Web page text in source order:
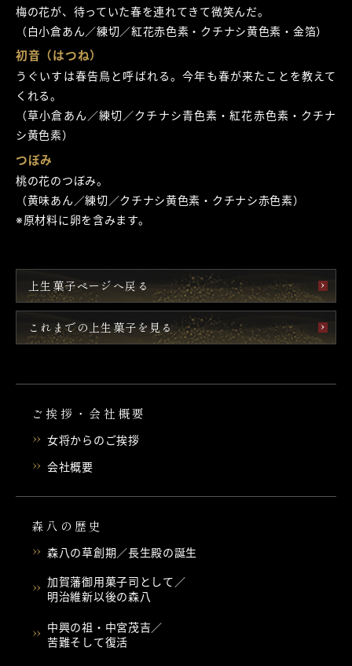
ご挨拶・会社概要
女将からのご挨拶
会社概要
森八の歴史
森八の草創期／長生殿の誕生
加賀藩御用菓子司として／
明治維新以後の森八
中興の祖・中宮茂吉／
苦難そして復活
梅の花が、待っていた春を連れてきて微笑んだ。
（白小倉あん／練切／紅花赤色素・クチナシ黄色素・金箔）
初音（はつね）
うぐいすは春告鳥と呼ばれる。今年も春が来たことを教えて
くれる。
（草小倉あん／練切／クチナシ青色素・紅花赤色素・クチナ
シ黄色素）
つぼみ
桃の花のつぼみ。
（黄味あん／練切／クチナシ黄色素・クチナシ赤色素）
※原材料に卵を含みます。
上生菓子ページへ戻る
これまでの上生菓子を見る